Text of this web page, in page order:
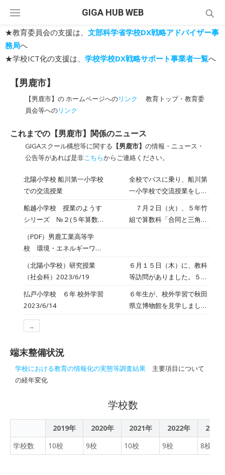
content
GIGA HUB WEB
★教育委員会の支援は、 文部科学省学校DX戦略アドバイザー事
務局へ
★学校ICT化の支援は、 学校学校DX戦略サポート事業者一覧へ
【男鹿市】
【男鹿市】の ホームページへのリンク
教育トップ・教育委
員会等へのリンク
これまでの【男鹿市】関係のニュース
GIGAスクール構想等に関する 【男鹿市】 の情報・ニュース・
公告等があれば是非こちらからご連絡ください。
北陽小学校 船川第一小学校
での交流授業
全校でバスに乗り、船川第
一小学校で交流授業をして
でバスを降りると、５年生
が先頭と最後尾についてみ
体育館で全校のみんなから
歓迎の言葉を受け、じゃん
けんピラミッドで仲良くな
りました。その後は各学年
の部屋で音楽、国語、図工
話しかけてくれたおかげで
ました。終わり頃にはみん
な笑顔！帰りは校舎前から
バスに乗り、来年４月から
の学校生活に期待がふくら
んだ貴重な体験となりまし
た。一緒に参観していただ
船越小学校 授業のようす
シリーズ №２(５年算数
７月２日（火）、５年竹
組で算数科「合同と三角
和について、三角形や四角
形の内角の和をもとに考え
を出し合いました。
（PDF）男鹿工業高等学
校 環境・エネルギーワー
臣になろう」2023/6/20
（北陽小学校）研究授業
（社会科）2023/6/19
６月１５日（木）に、教科
等訪問がありました。５・
もたちが楽しみにしている
歴史学習が始まりました。
当日は船川から出土した、
した。縄文時代の人たちが
かを、みんなで考えること
ができました。
払戸小学校 ６年 校外学習
2023/6/14
６年生が、校外学習で秋田
県立博物館を見学しまし
の歴史や自然について学習
しました。
→
端末整備状況
学校における教育の情報化の実態等調査結果 主要項目について
の経年変化
学校数
2019年 2020年 2021年 2022年
2023
学校数
10校 9校 10校 9校 8校